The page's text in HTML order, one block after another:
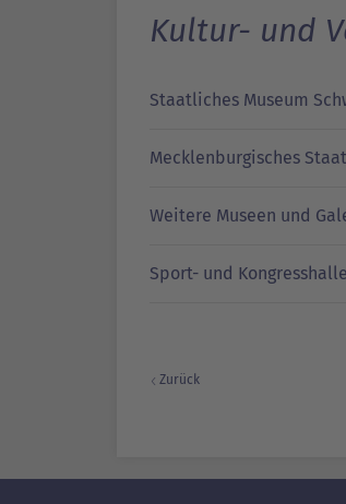
Kultur- und
Staatliches Museum
Mecklenburgisches
Weitere Museen und
Sport- und
Zurück